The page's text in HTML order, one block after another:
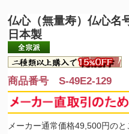
仏心（無量寿）仏心名
日本製
商品番号 S-49E2-129
メーカー通常価格49,500円のと